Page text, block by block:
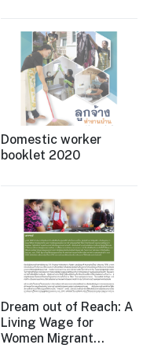
Domestic worker
booklet 2020
Dream out of Reach: A
Living Wage for
Women Migrant